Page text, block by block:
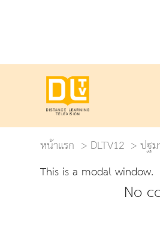
หน้าแรก
DLTV12 ปฐ
This is a modal window.
No